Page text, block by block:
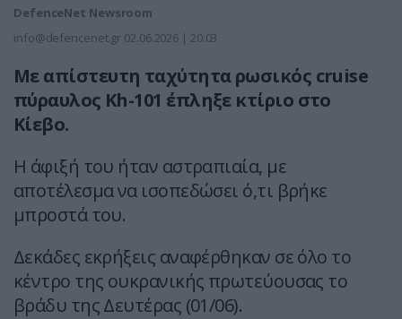
DefenceNet Newsroom
info@defencenet.gr 02.06.2026 | 20:03
Mε απίστευτη ταχύτητα ρωσικός cruise
πύραυλος Kh-101 έπληξε κτίριο στο
Κίεβο.
Η άφιξή του ήταν αστραπιαία, με
αποτέλεσμα να ισοπεδώσει ό,τι βρήκε
μπροστά του.
Δεκάδες εκρήξεις αναφέρθηκαν σε όλο το
κέντρο της ουκρανικής πρωτεύουσας το
βράδυ της Δευτέρας (01/06).